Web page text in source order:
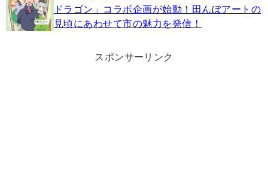
ドラゴン」コラボ企画が始動！田んぼアートの
見頃にあわせて市の魅力を発信！
スポンサーリンク